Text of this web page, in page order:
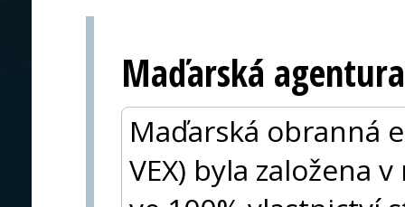
Maďarská
Maďarská obranná
VEX) byla založena